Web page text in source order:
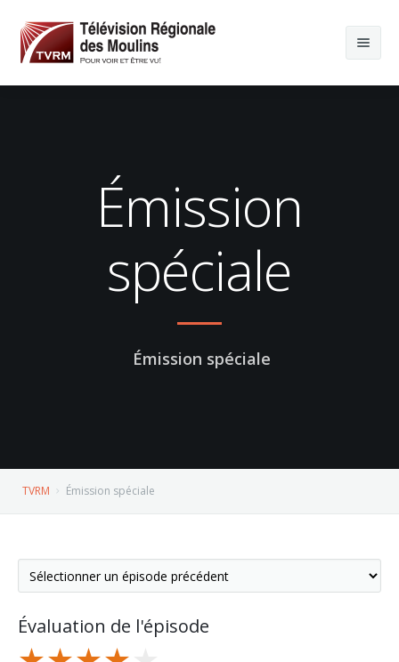
Émission
spéciale
Émission spéciale
TVRM Émission spéciale
Évaluation de l'épisode